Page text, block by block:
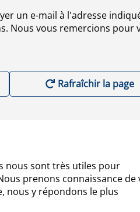
un e-mail à l'adresse
Nous vous remercions pour
Rafraîchir la page
nous sont très utiles pour
prenons connaissance de
nous y répondons le plus